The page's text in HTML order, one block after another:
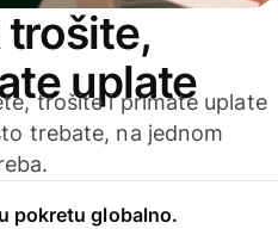
uplate
trošite i primate uplate
trebate, na jednom
pokretu globalno.